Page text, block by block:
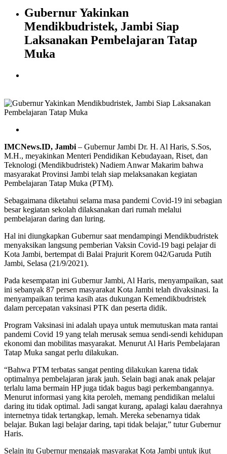
Gubernur Yakinkan
Mendikbudristek, Jambi Siap
Laksanakan Pembelajaran Tatap
Muka
IMCNews.ID, Jambi– Gubernur Jambi Dr. H. Al Haris, S.Sos,
M.H., meyakinkan Menteri Pendidikan Kebudayaan, Riset, dan
Teknologi (Mendikbudristek) Nadiem Anwar Makarim bahwa
masyarakat Provinsi Jambi telah siap melaksanakan kegiatan
Pembelajaran Tatap Muka (PTM).
Sebagaimana diketahui selama masa pandemi Covid-19 ini sebagian
besar kegiatan sekolah dilaksanakan dari rumah melalui
pembelajaran daring dan luring.
Hal ini diungkapkan Gubernur saat mendampingi Mendikbudristek
menyaksikan langsung pemberian Vaksin Covid-19 bagi pelajar di
Kota Jambi, bertempat di Balai Prajurit Korem 042/Garuda Putih
Jambi, Selasa (21/9/2021).
Pada kesempatan ini Gubernur Jambi, Al Haris, menyampaikan, saat
ini sebanyak 87 persen masyarakat Kota Jambi telah divaksinasi. Ia
menyampaikan terima kasih atas dukungan Kemendikbudristek
dalam percepatan vaksinasi PTK dan peserta didik.
Program Vaksinasi ini adalah upaya untuk memutuskan mata rantai
pandemi Covid 19 yang telah merusak semua sendi-sendi kehidupan
ekonomi dan mobilitas masyarakat. Menurut Al Haris Pembelajaran
Tatap Muka sangat perlu dilakukan.
“Bahwa PTM terbatas sangat penting dilakukan karena tidak
optimalnya pembelajaran jarak jauh. Selain bagi anak anak pelajar
terlalu lama bermain HP juga tidak bagus bagi perkembangannya.
Menurut informasi yang kita peroleh, memang pendidikan melalui
daring itu tidak optimal. Jadi sangat kurang, apalagi kalau daerahnya
internetnya tidak tertangkap, lemah. Mereka sebenarnya tidak
belajar. Bukan lagi belajar daring, tapi tidak belajar,” tutur Gubernur
Haris.
Selain itu Gubernur mengajak masyarakat Kota Jambi untuk ikut